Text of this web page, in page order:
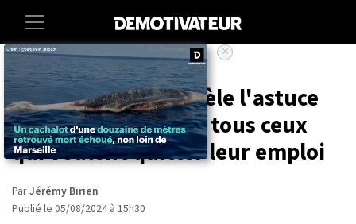
Accueil Societe Lifestyle
Ce millionnaire révèle l'astuce
indispensable pour tous ceux
qui veulent quitter leur emploi
ParJérémy Birien
Publié le 05/08/2024 à 15h30
×